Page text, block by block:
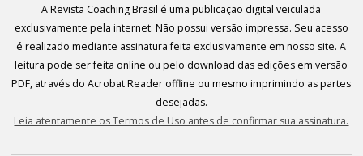
A Revista Coaching Brasil é uma publicação digital veiculada
exclusivamente pela internet. Não possui versão impressa. Seu acesso
é realizado mediante assinatura feita exclusivamente em nosso site. A
leitura pode ser feita online ou pelo download das edições em versão
PDF, através do Acrobat Reader offline ou mesmo imprimindo as partes
desejadas.
Leia atentamente os Termos de Uso antes de confirmar sua assinatura.